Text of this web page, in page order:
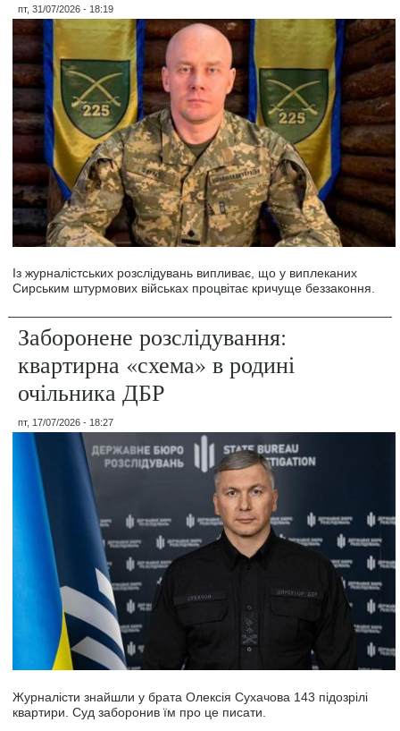
пт, 31/07/2026 - 18:19
Із журналістських розслідувань випливає, що у виплеканих
Сирським штурмових військах процвітає кричуще беззаконня.
Заборонене розслідування:
квартирна «схема» в родині
очільника ДБР
пт, 17/07/2026 - 18:27
Журналісти знайшли у брата Олексія Сухачова 143 підозрілі
квартири. Суд заборонив їм про це писати.